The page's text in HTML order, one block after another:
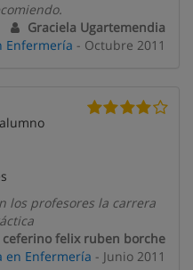
Graciela Ugartemendia
Enfermería - Octubre 2011
los profesores la carrera
ceferino felix ruben borche
en Enfermería - Junio 2011